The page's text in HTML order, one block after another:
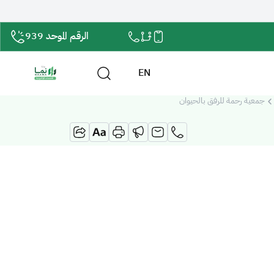
الرقم الموحد 939
EN
جمعية رحمة للرفق بالحيوان